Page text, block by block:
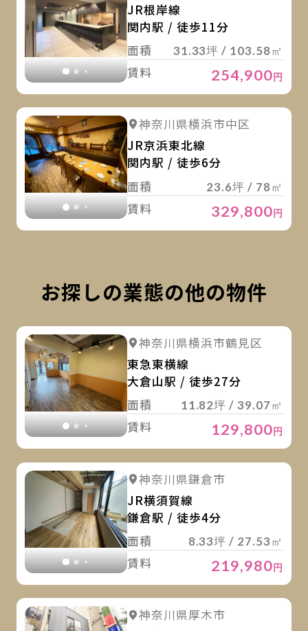
JR根岸線
関内駅 / 徒歩11分
面積
31.33坪 / 103.58㎡
賃料 254,900円
詳細を見る 詳細を見る
神奈川県横浜市中区
JR京浜東北線
関内駅 / 徒歩6分
面積
23.6坪 / 78㎡
賃料 329,800円
お探しの業態の他の物件
詳細を見る 詳細を見る
神奈川県横浜市鶴見区
東急東横線
大倉山駅 / 徒歩27分
面積
11.82坪 / 39.07㎡
賃料 129,800 円
詳細を見る
神奈川県鎌倉市
JR横須賀線
鎌倉駅 / 徒歩4分
面積
8.33坪 / 27.53㎡
賃料 219,980円
詳細を見る
神奈川県厚木市